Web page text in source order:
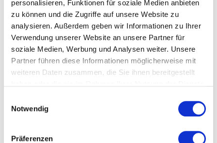
personalisieren, Funktionen für soziale Medien anbieten
zu können und die Zugriffe auf unsere Website zu
analysieren. Außerdem geben wir Informationen zu Ihrer
Verwendung unserer Website an unsere Partner für
soziale Medien, Werbung und Analysen weiter. Unsere
Partner führen diese Informationen möglicherweise mit
weiteren Daten zusammen, die Sie ihnen bereitgestellt
Notwendig
Präferenzen
du deine Mentorin / deinen Mentor
unverbindlich kennenlernen. Schau dich gern
vorab um in unserenMentor*innen-Pool.
Step #4: It’s a match!
Deine Mentorin / Dein Mentor und du startet
euren Mentoringprozess und nutzt die 5
Nach Abschluss eurer Mentoring-Reise gibt
es ein gemeinsames Feedbackgespräch mit